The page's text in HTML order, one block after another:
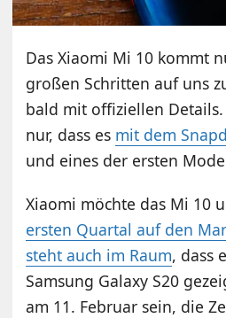
Das Xiaomi Mi 10 kommt
großen Schritten auf uns
bald mit offiziellen
nur, dass es mit dem
und eines der ersten
Xiaomi möchte das Mi 10
ersten Quartal auf den
steht auch im Raum, dass
Samsung Galaxy S20
am 11. Februar sein, die